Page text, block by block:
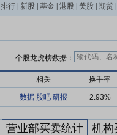
排行 新股 基金 港股 美股 期货
个股龙虎榜数据：
相关 换手率
数据 股吧 研报 2.93%
营业部买卖统计 机构